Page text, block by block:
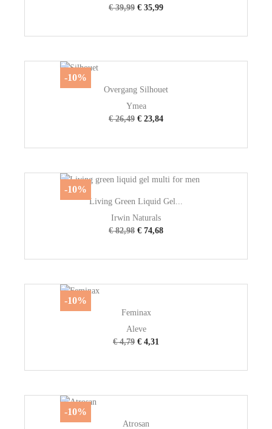
€ 39,99 € 35,99
Overgang Silhouet
Ymea
€ 26,49 € 23,84
-10%
Living Green Liquid Gel...
Irwin Naturals
€ 82,98 € 74,68
-10%
Feminax
Aleve
€ 4,79 € 4,31
-10%
Atrosan
-10%